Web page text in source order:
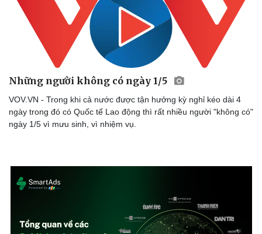
Dinh dưỡng - món ngon
Cây thuốc
Sản phụ khoa
Nhi khoa
Làm đẹp - giảm cân
Phòng mạch online
Ăn sạch sống khỏe
Nhà đẹp
Tình yêu - Gia đình
Những người không có ngày 1/5
VOV.VN - Trong khi cả nước được tận hưởng kỳ nghỉ kéo dài 4
ngày trong đó có Quốc tế Lao động thì rất nhiều người "không có"
ngày 1/5 vì mưu sinh, vì nhiệm vụ.